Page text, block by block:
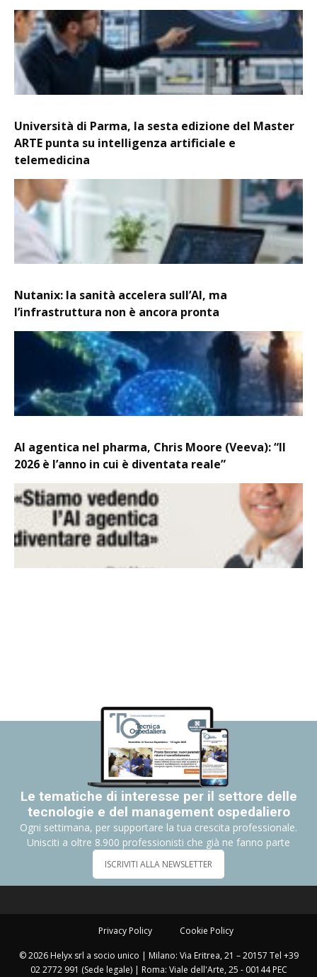
Università di Parma, la sesta edizione del Master
ARTE punta su intelligenza artificiale e
telemedicina
Nutanix: la sanità accelera sull’AI, ma
l’infrastruttura non è ancora pronta
AI agentica nel pharma, Chris Moore (Veeva): “Il
2026 è l’anno in cui è diventata reale”
Le tematiche di interesse per il settore delle
tecnologie e del management ospedaliero
Ogni settimana, per supportare la tua crescita professionale.
Unisciti a oltre 8.900 professionisti che già ne fanno parte
ISCRIVITI ALLA NEWSLETTER
Privacy Policy Cookie Policy
© 2026 Helyx srl a socio unico | Milano: Via Eritrea, 21 – 20157 Tel +39
02 2772 991 (Sede legale) | Roma: Viale dell'Arte, 25 - 00144 PEC